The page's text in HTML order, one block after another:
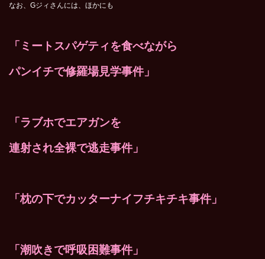
なお、Gジィさんには、ほかにも
「ミートスパゲティを食べながら
パンイチで修羅場見学事件」
「ラブホでエアガンを
連射され全裸で逃走事件」
「枕の下でカッターナイフチキチキ事件」
「潮吹きで呼吸困難事件」